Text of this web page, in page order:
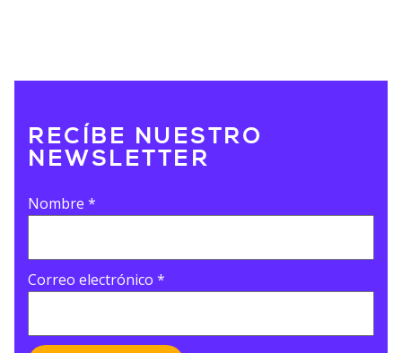
RECÍBE NUESTRO
NEWSLETTER
Nombre *
Correo electrónico *